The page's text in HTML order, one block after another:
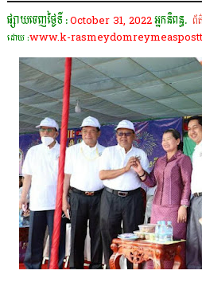
ផ្សាយចេញថ្ងៃទី :October 31, 2022អ្នកនិពន្ធ. ព័
ដោយ :www.k-